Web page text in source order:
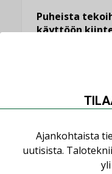
Puheista
käyttöön
Yli miljoona
KOLUMNI
Miten
Ajankohtaista
uutisista.